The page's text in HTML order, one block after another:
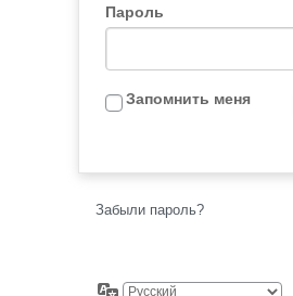
Пароль
Запомнить меня
Забыли пароль?